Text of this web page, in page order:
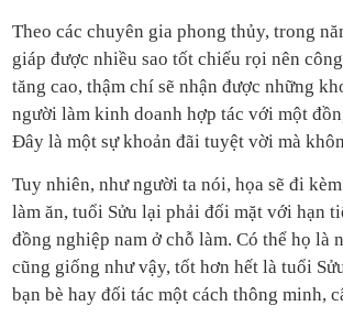
Theo các chuyên gia phong thủy, trong
giáp được nhiều sao tốt chiếu rọi nên
tăng cao, thậm chí sẽ nhận được những
người làm kinh doanh hợp tác với một
Đây là một sự khoản đãi tuyệt vời mà
Tuy nhiên, như người ta nói, họa sẽ đi
làm ăn, tuổi Sửu lại phải đối mặt với hạn
đồng nghiệp nam ở chỗ làm. Có thể họ là
cũng giống như vậy, tốt hơn hết là tuổi
bạn bè hay đối tác một cách thông minh,